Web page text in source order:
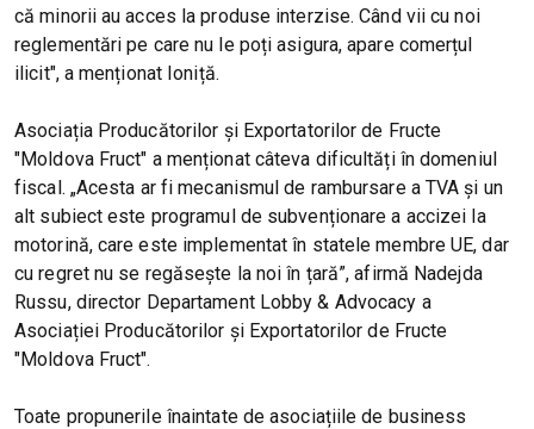
că minorii au acces la produse interzise. Când vii cu noi
reglementări pe care nu le poți asigura, apare comerțul
ilicit", a menționat Ioniță.
Asociația Producătorilor și Exportatorilor de Fructe
"Moldova Fruct" a menționat câteva dificultăți în domeniul
fiscal. „Acesta ar fi mecanismul de rambursare a TVA și un
alt subiect este programul de subvenționare a accizei la
motorină, care este implementat în statele membre UE, dar
cu regret nu se regăsește la noi în țară”, afirmă Nadejda
Russu, director Departament Lobby & Advocacy a
Asociației Producătorilor și Exportatorilor de Fructe
"Moldova Fruct".
Toate propunerile înaintate de asociațiile de business